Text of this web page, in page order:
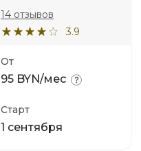
3.9
14 отзывов
От
95 BYN/мес
Старт
1 сентября